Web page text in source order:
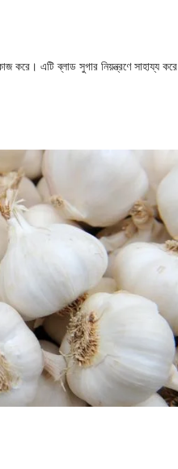
করে। এটি ব্লাড সুগার নিয়ন্ত্রণে সাহায্য করে